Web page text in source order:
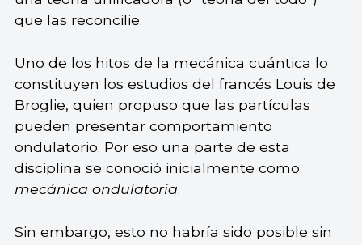
que las reconcilie.
Uno de los hitos de la mecánica cuántica lo
constituyen los estudios del francés Louis de
Broglie, quien propuso que las partículas
pueden presentar comportamiento
ondulatorio. Por eso una parte de esta
disciplina se conoció inicialmente como
mecánica ondulatoria.
Sin embargo, esto no habría sido posible sin